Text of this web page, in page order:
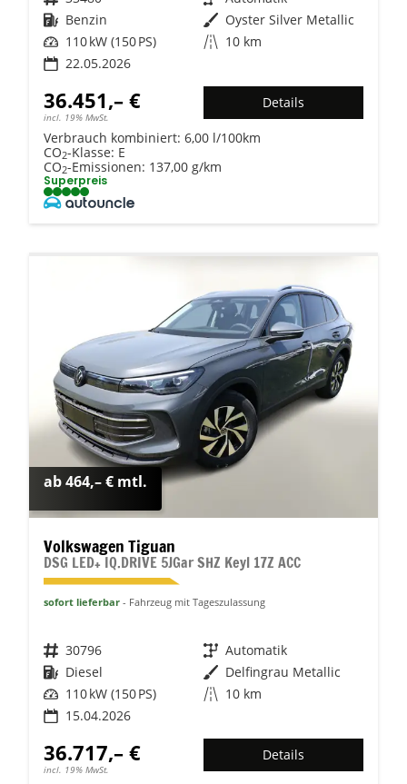
Kraftstoff Benzin Außenfarbe Oyster Silver Metallic
Leistung 110 kW (150 PS) Kilometerstand 10 km
22.05.2026
36.451,– €
incl. 19% MwSt.
Details
Verbrauch kombiniert: 6,00 l/100km
CO2-Klasse: E
CO2-Emissionen: 137,00 g/km
Superpreis
ab 464,– € mtl.
Volkswagen Tiguan
DSG LED+ IQ.DRIVE 5JGar SHZ Keyl 17Z ACC
sofort lieferbar Fahrzeug mit Tageszulassung
Fahrzeugnr. 30796 Getriebe Automatik
Kraftstoff Diesel Außenfarbe Delfingrau Metallic
Leistung 110 kW (150 PS) Kilometerstand 10 km
15.04.2026
36.717,– €
incl. 19% MwSt.
Details